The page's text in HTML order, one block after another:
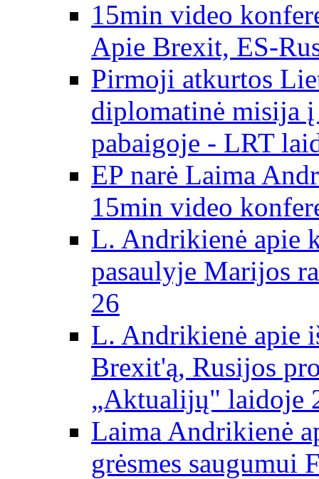
15min video
Apie Brexit, ES-
Pirmoji atkurtos
diplomatinė misija
pabaigoje - LRT
EP narė Laima
15min video
L. Andrikienė apie
pasaulyje Marijos
26
L. Andrikienė apie
Brexit'ą, Rusijos
„Aktualijų" laidoje
Laima Andrikienė
grėsmes saugumui